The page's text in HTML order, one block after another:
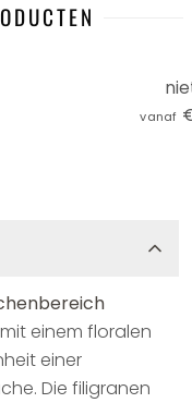
vanaf
einem floralen
einer
Die filigranen